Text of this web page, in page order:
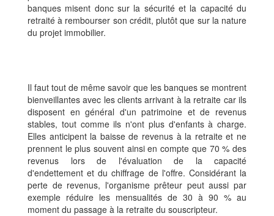
banques misent donc sur la sécurité et la capacité du
retraité à rembourser son crédit, plutôt que sur la nature
du projet immobilier.
Il faut tout de même savoir que les banques se montrent
bienveillantes avec les clients arrivant à la retraite car ils
disposent en général d'un patrimoine et de revenus
stables, tout comme ils n'ont plus d'enfants à charge.
Elles anticipent la baisse de revenus à la retraite et ne
prennent le plus souvent ainsi en compte que 70 % des
revenus lors de l'évaluation de la capacité
d'endettement et du chiffrage de l'offre. Considérant la
perte de revenus, l'organisme prêteur peut aussi par
exemple réduire les mensualités de 30 à 90 % au
moment du passage à la retraite du souscripteur.